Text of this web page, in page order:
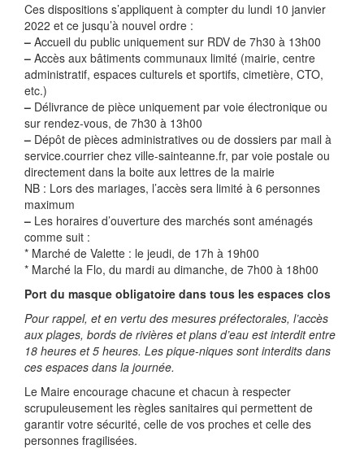
Ces dispositions s’appliquent à compter du lundi 10 janvier
2022 et ce jusqu’à nouvel ordre :
– Accueil du public uniquement sur RDV de 7h30 à 13h00
– Accès aux bâtiments communaux limité (mairie, centre
administratif, espaces culturels et sportifs, cimetière, CTO,
etc.)
– Délivrance de pièce uniquement par voie électronique ou
sur rendez-vous, de 7h30 à 13h00
– Dépôt de pièces administratives ou de dossiers par mail à
service.courrier chez ville-sainteanne.fr, par voie postale ou
directement dans la boite aux lettres de la mairie
NB : Lors des mariages, l’accès sera limité à 6 personnes
maximum
– Les horaires d’ouverture des marchés sont aménagés
comme suit :
* Marché de Valette : le jeudi, de 17h à 19h00
* Marché la Flo, du mardi au dimanche, de 7h00 à 18h00
Port du masque obligatoire dans tous les espaces clos
Pour rappel, et en vertu des mesures préfectorales, l’accès
aux plages, bords de rivières et plans d’eau est interdit entre
18 heures et 5 heures. Les pique-niques sont interdits dans
ces espaces dans la journée.
Le Maire encourage chacune et chacun à respecter
scrupuleusement les règles sanitaires qui permettent de
garantir votre sécurité, celle de vos proches et celle des
personnes fragilisées.